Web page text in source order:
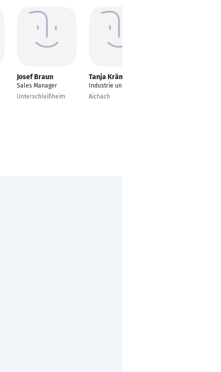
Josef Braun
Sales Manager
Unterschleißheim
Tanja Krämer
Industrie und Handel
Aichach